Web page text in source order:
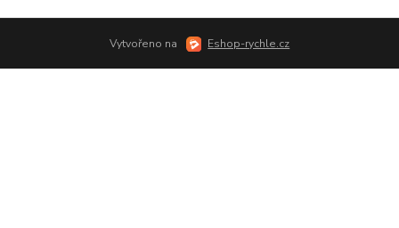
Vytvořeno na Eshop-rychle.cz